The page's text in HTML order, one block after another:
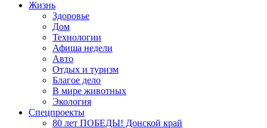
Жизнь
Здоровье
Дом
Технологии
Афиша недели
Авто
Отдых и туризм
Благое дело
В мире животных
Экология
Спецпроекты
80 лет ПОБЕДЫ! Донской край